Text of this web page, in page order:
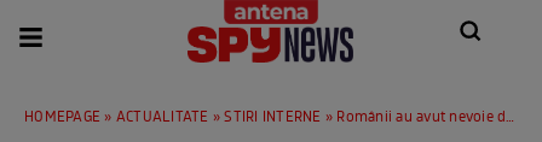
HOMEPAGE » ACTUALITATE »STIRI INTERNE » Românii au avut nevoie de ajutorul medicilor, după cutremurul de marți din România. Zeci de oameni au apelat 112: ”Se află în misiune”